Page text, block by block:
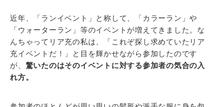
近年、「ランイベント」と称して、「カラーラン」や
「ウォーターラン」等のイベントが増えてきました。な
んちゃってリア充の私は、「これぞ探し求めていたリア
充イベントだ！」と目を輝かせながら参加したのです
が、 驚いたのはそのイベントに対する参加者の気合の入
れ方。